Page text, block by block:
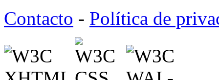
Contacto - Política de